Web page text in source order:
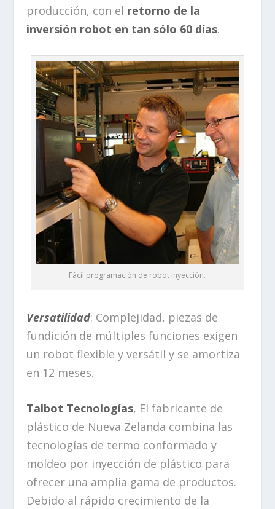
producción, con el retorno de la
inversión robot en tan sólo 60 días.
Fácil programación de robot inyección.
Versatilidad: Complejidad, piezas de
fundición de múltiples funciones exigen
un robot flexible y versátil y se amortiza
en 12 meses.
Talbot Tecnologías, El fabricante de
plástico de Nueva Zelanda combina las
tecnologías de termo conformado y
moldeo por inyección de plástico para
ofrecer una amplia gama de productos.
Debido al rápido crecimiento de la